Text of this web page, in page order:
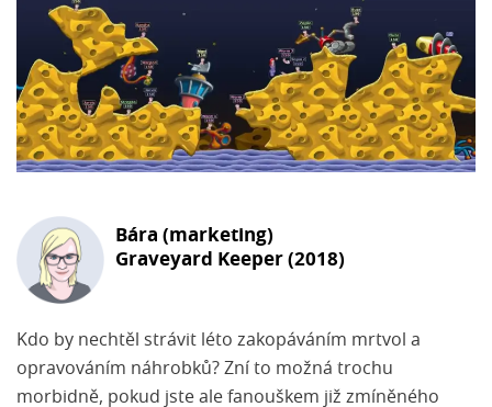
Bára (marketing)
Graveyard Keeper (2018)
Kdo by nechtěl strávit léto zakopáváním mrtvol a
opravováním náhrobků? Zní to možná trochu
morbidně, pokud jste ale fanouškem již zmíněného